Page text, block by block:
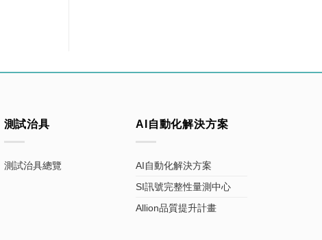
測試治具
測試治具總覽
AI自動化解決方案
AI自動化解決方案
SI訊號完整性量測中心
Allion品質提升計畫